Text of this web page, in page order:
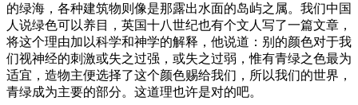
的绿海，各种建筑物则像是那露出水面的岛屿之属。我们中国
人说绿色可以养目，英国十八世纪也有个文人写了一篇文章，
将这个理由加以科学和神学的解释，他说道：别的颜色对于我
们视神经的刺激或失之过强，或失之过弱，惟有青绿之色最为
适宜，造物主便选择了这个颜色赐给我们，所以我们的世界，
青绿成为主要的部分。这道理也许是对的吧。